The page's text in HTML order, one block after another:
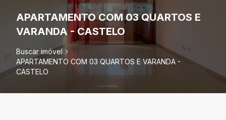
APARTAMENTO COM 03 QUARTOS E
VARANDA - CASTELO
Buscar imóvel
APARTAMENTO COM 03 QUARTOS E VARANDA -
CASTELO